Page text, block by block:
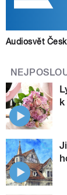
Audiosvět